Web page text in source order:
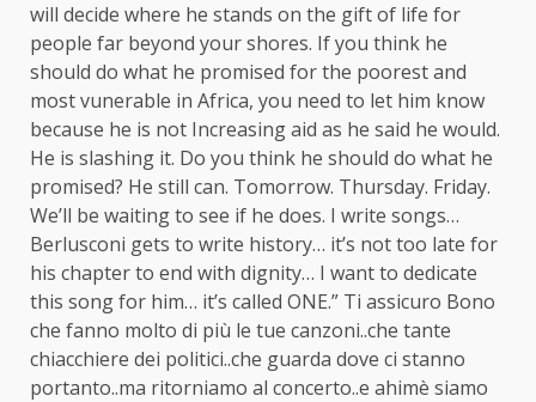
will decide where he stands on the gift of life for
people far beyond your shores. If you think he
should do what he promised for the poorest and
most vunerable in Africa, you need to let him know
because he is not Increasing aid as he said he would.
He is slashing it. Do you think he should do what he
promised? He still can. Tomorrow. Thursday. Friday.
We’ll be waiting to see if he does. I write songs…
Berlusconi gets to write history… it’s not too late for
his chapter to end with dignity… I want to dedicate
this song for him… it’s called ONE.” Ti assicuro Bono
che fanno molto di più le tue canzoni..che tante
chiacchiere dei politici..che guarda dove ci stanno
portanto..ma ritorniamo al concerto..e ahimè siamo